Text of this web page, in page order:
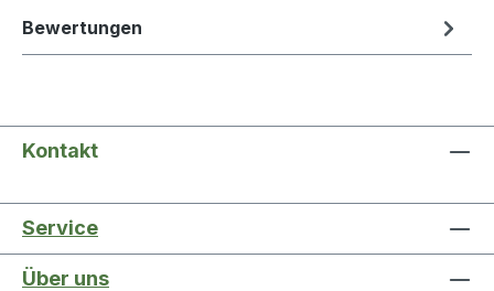
Bewertungen
Kontakt
Service
Über uns